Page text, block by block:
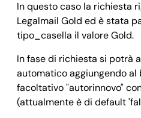
"cf_piva_titolare":
    "comune_titolare":
In questo caso la richiesta
Legalmail Gold ed è stata
tipo_casella il valore Gold.
In fase di richiesta si potrà
automatico aggiungendo
facoltativo "autorinnovo"
(attualmente è di default